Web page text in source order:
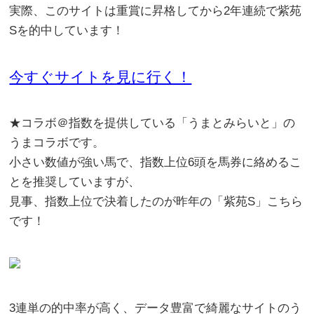
実際、このサイトは重賞に昇格してから2年連続で紫苑
Sを的中しています！
今すぐサイトを見に行く！
★コラボ＠指数を提供している「うまとみらいと」の
うまコラボです。
小さい数値が強い馬で、指数上位6頭を馬券に絡めるこ
とを推奨していますが、
見事、指数上位で決着したのが昨年の「紫苑S 」こちら
です！
3連単の的中率が高く、データ豊富で綺麗なサイトのう